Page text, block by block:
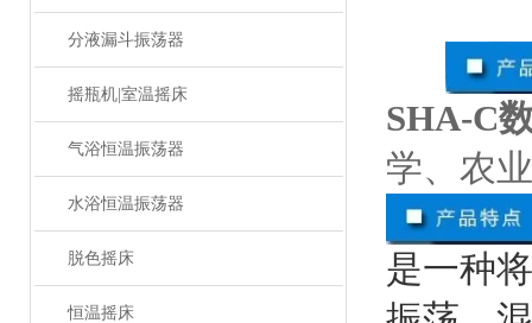
分液漏斗振荡器
摇瓶机|室温摇床
气浴恒温振荡器
水浴恒温振荡器
脱色摇床
恒温摇床
SHA-C
学、农
是一种